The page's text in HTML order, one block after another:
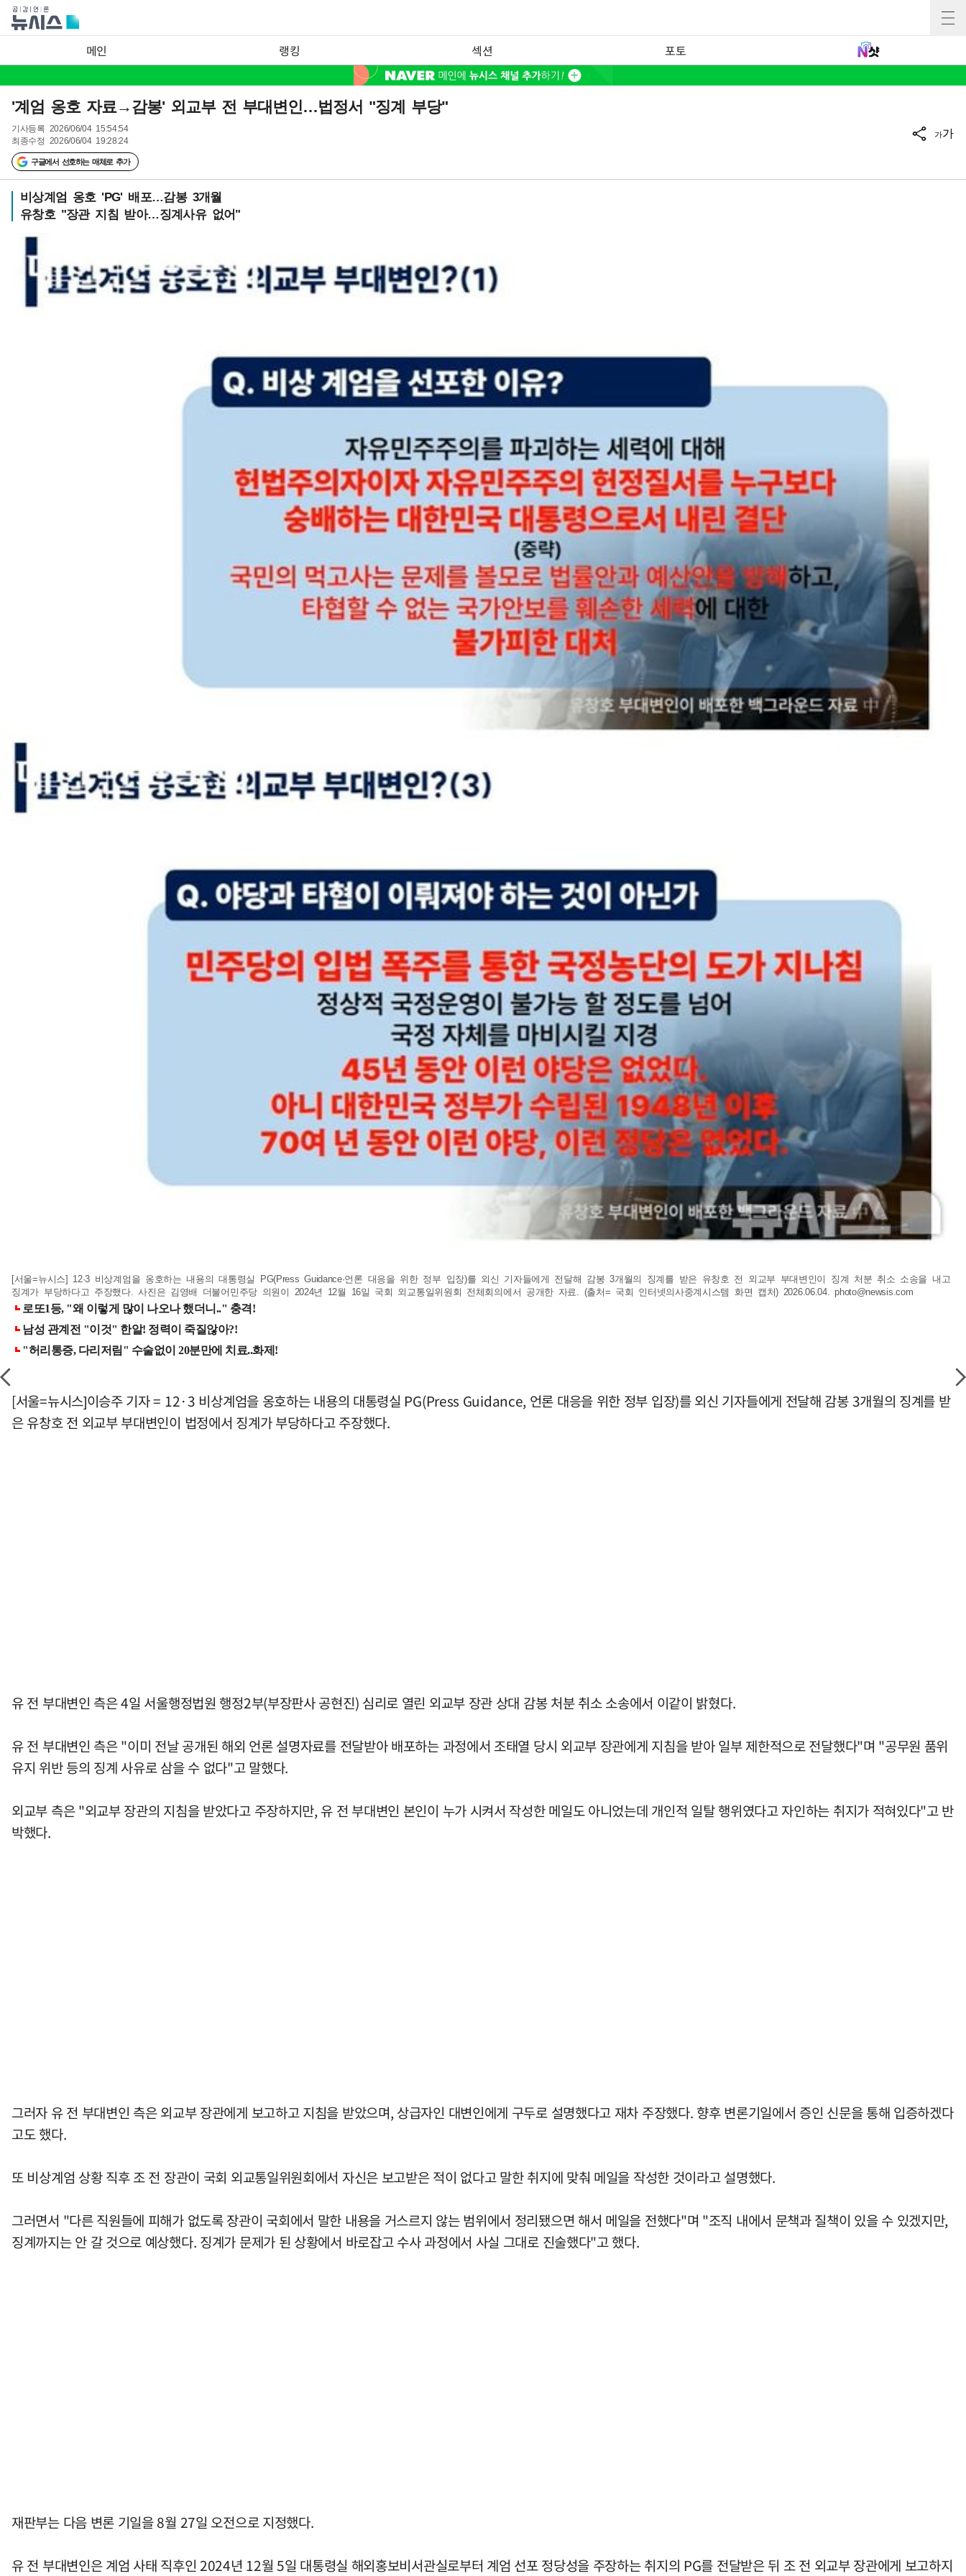
메인 랭킹 섹션 포토
'계엄 옹호 자료→감봉' 외교부 전 부대변인…법정서 "징계 부당"
기사등록 2026/06/04 15:54:54
최종수정 2026/06/04 19:28:24
구글에서 선호하는 매체로 추가
가가
비상계엄 옹호 'PG' 배포…감봉 3개월
유창호 "장관 지침 받아…징계사유 없어"
[서울=뉴시스] 12·3 비상계엄을 옹호하는 내용의 대통령실 PG(Press Guidance·언론 대응을 위한 정부 입장)를 외신 기자들에게 전달해 감봉 3개월의 징계를 받은 유창호 전 외교부 부대변인이 징계 처분 취소 소송을 내고
징계가 부당하다고 주장했다. 사진은 김영배 더불어민주당 의원이 2024년 12월 16일 국회 외교통일위원회 전체회의에서 공개한 자료. (출처= 국회 인터넷의사중계시스템 화면 캡처) 2026.06.04.photo@newsis.com
[서울=뉴시스]이승주 기자 = 12·3 비상계엄을 옹호하는 내용의 대통령실 PG(Press Guidance, 언론 대응을 위한 정부 입장)를 외신 기자들에게 전달해 감봉 3개월의 징계를 받
은 유창호 전 외교부 부대변인이 법정에서 징계가 부당하다고 주장했다.
유 전 부대변인 측은 4일 서울행정법원 행정2부(부장판사 공현진) 심리로 열린 외교부 장관 상대 감봉 처분 취소 소송에서 이같이 밝혔다.
유 전 부대변인 측은 "이미 전날 공개된 해외 언론 설명자료를 전달받아 배포하는 과정에서 조태열 당시 외교부 장관에게 지침을 받아 일부 제한적으로 전달했다"며 "공무원 품위
유지 위반 등의 징계 사유로 삼을 수 없다"고 말했다.
외교부 측은 "외교부 장관의 지침을 받았다고 주장하지만, 유 전 부대변인 본인이 누가 시켜서 작성한 메일도 아니었는데 개인적 일탈 행위였다고 자인하는 취지가 적혀있다"고 반
박했다.
그러자 유 전 부대변인 측은 외교부 장관에게 보고하고 지침을 받았으며, 상급자인 대변인에게 구두로 설명했다고 재차 주장했다. 향후 변론기일에서 증인 신문을 통해 입증하겠다
고도 했다.
또 비상계엄 상황 직후 조 전 장관이 국회 외교통일위원회에서 자신은 보고받은 적이 없다고 말한 취지에 맞춰 메일을 작성한 것이라고 설명했다.
그러면서 "다른 직원들에 피해가 없도록 장관이 국회에서 말한 내용을 거스르지 않는 범위에서 정리됐으면 해서 메일을 전했다"며 "조직 내에서 문책과 질책이 있을 수 있겠지만,
징계까지는 안 갈 것으로 예상했다. 징계가 문제가 된 상황에서 바로잡고 수사 과정에서 사실 그대로 진술했다"고 했다.
재판부는 다음 변론 기일을 8월 27일 오전으로 지정했다.
유 전 부대변인은 계엄 사태 직후인 2024년 12월 5일 대통령실 해외홍보비서관실로부터 계엄 선포 정당성을 주장하는 취지의 PG를 전달받은 뒤 조 전 외교부 장관에게 보고하지